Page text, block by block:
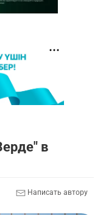
в
Написать автору